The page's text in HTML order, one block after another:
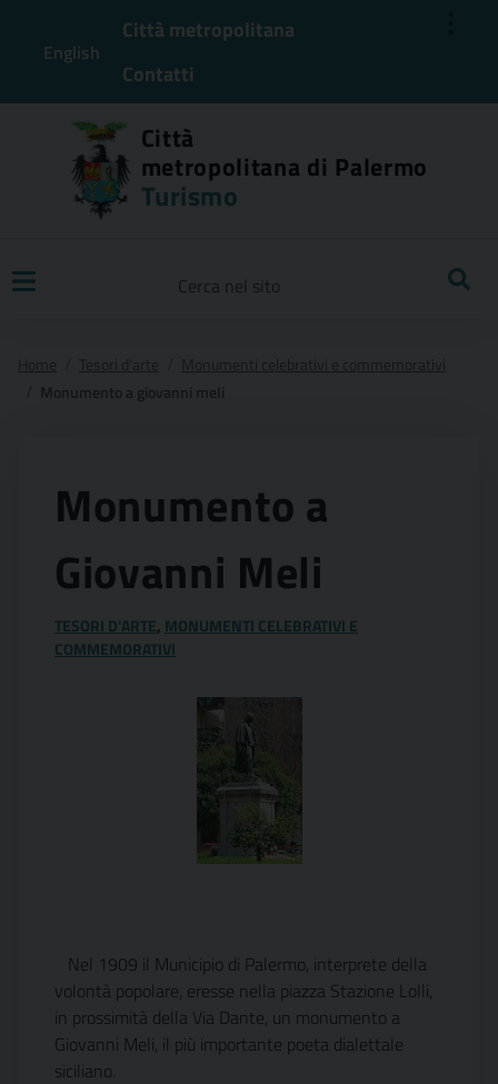
English
Città metropolitana
Contatti
Città
metropolitana di Palermo
Turismo
Monumento a
Giovanni Meli
TESORI D'ARTE, MONUMENTI CELEBRATIVI E
COMMEMORATIVI
Nel 1909 il Municipio di Palermo, interprete della
volontà popolare, eresse nella piazza Stazione Lolli,
in prossimità della Via Dante, un monumento a
Giovanni Meli, il più importante poeta dialettale
siciliano.